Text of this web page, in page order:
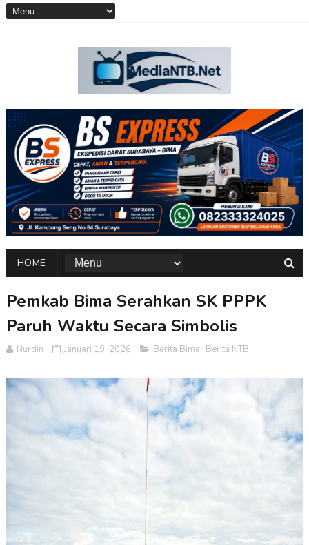
HOME
Pemkab Bima Serahkan SK PPPK
Paruh Waktu Secara Simbolis
Nurdin Januari 19, 2026 Berita Bima, Berita NTB